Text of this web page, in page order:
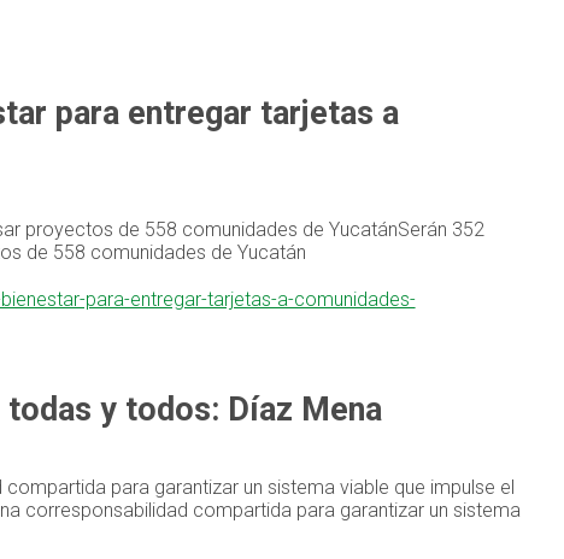
para entregar tarjetas a
proyectos de 558 comunidades de YucatánSerán 352
de 558 comunidades de Yucatán
para-entregar-tarjetas-a-comunidades-
y todos: Díaz Mena
para garantizar un sistema viable que impulse el
corresponsabilidad compartida para garantizar un sistema